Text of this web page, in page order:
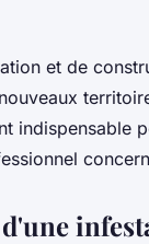
et de
indispensable